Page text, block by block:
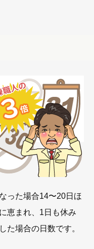
った場合14〜20日ほ
恵まれ、1日も休み
た場合の日数です。